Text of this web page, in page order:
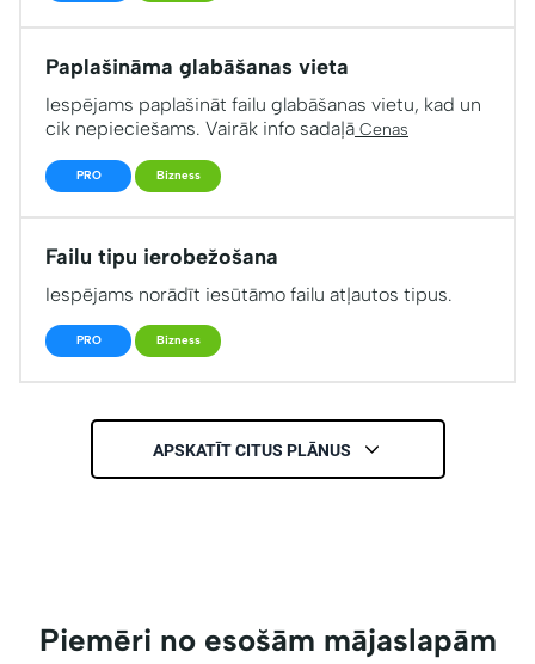
Paplašināma glabāšanas vieta
Iespējams paplašināt failu glabāšanas vietu, kad un
cik nepieciešams. Vairāk info sadaļā Cenas
PRO Bizness
Failu tipu ierobežošana
Iespējams norādīt iesūtāmo failu atļautos tipus.
PRO Bizness
APSKATĪT CITUS PLĀNUS
Piemēri no esošām mājaslapām